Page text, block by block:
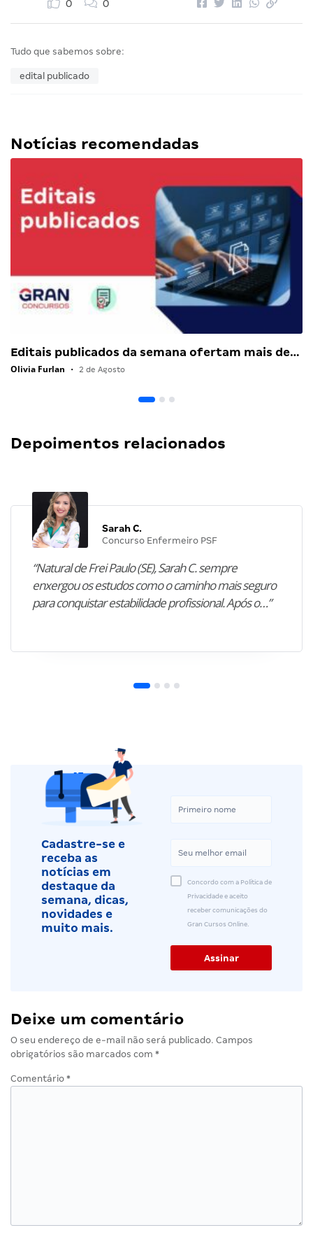
0 0
Tudo que sabemos sobre:
edital publicado
Notícias recomendadas
Editais publicados da semana ofertam mais de…
Olivia Furlan • 2 de Agosto
Depoimentos relacionados
Sarah C.
Concurso Enfermeiro PSF
“Natural de Frei Paulo (SE), Sarah C. sempre
enxergou os estudos como o caminho mais seguro
para conquistar estabilidade profissional. Após o…”
Cadastre-se e
receba as
notícias em
destaque da
semana, dicas,
novidades e
muito mais.
Concordo com a Política de
Privacidade e aceito
receber comunicações do
Gran Cursos Online.
Deixe um comentário
O seu endereço de e-mail não será publicado. Campos
obrigatórios são marcados com *
Comentário *